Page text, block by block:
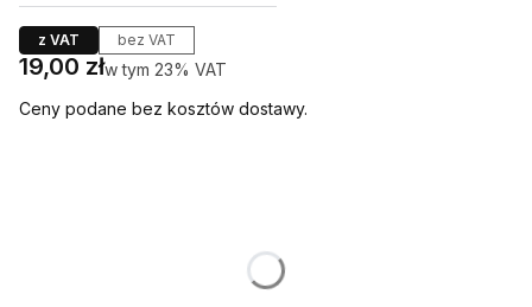
z VAT bez VAT
Cena
19,00 złw tym 23% VAT
w tym 23% VAT
Ceny podane bez kosztów dostawy.